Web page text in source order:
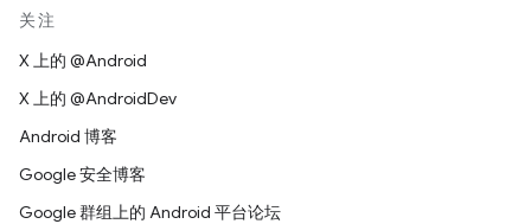
关注
X 上的 @Android
X 上的 @AndroidDev
Android 博客
Google 安全博客
Google 群组上的 Android 平台论坛